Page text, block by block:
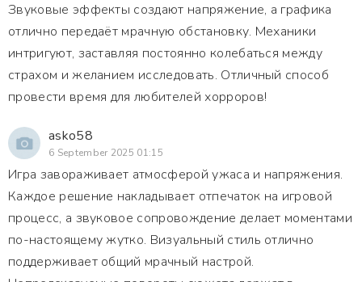
Звуковые эффекты создают напряжение, а графика
отлично передаёт мрачную обстановку. Механики
интригуют, заставляя постоянно колебаться между
страхом и желанием исследовать. Отличный способ
провести время для любителей хорроров!
asko58
6 September 2025 01:15
Игра завораживает атмосферой ужаса и напряжения.
Каждое решение накладывает отпечаток на игровой
процесс, а звуковое сопровождение делает моментами
по-настоящему жутко. Визуальный стиль отлично
поддерживает общий мрачный настрой.